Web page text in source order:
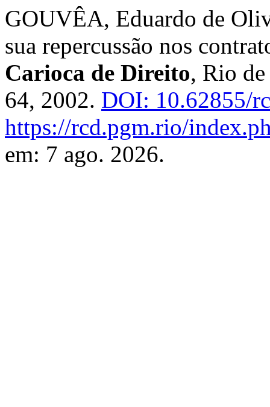
GOUVÊA, Eduardo de
sua repercussão nos
Carioca de Direito, Rio
64, 2002. DOI: 10.62855/
https://rcd.pgm.rio/
em: 7 ago. 2026.